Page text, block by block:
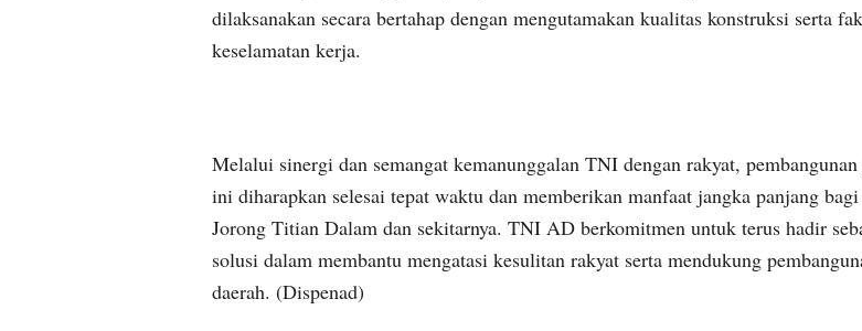
dilaksanakan secara bertahap dengan mengutamakan kualitas konstruksi serta
keselamatan kerja.
Melalui sinergi dan semangat kemanunggalan TNI dengan rakyat,
ini diharapkan selesai tepat waktu dan memberikan manfaat jangka panjang
Jorong Titian Dalam dan sekitarnya. TNI AD berkomitmen untuk terus hadir
solusi dalam membantu mengatasi kesulitan rakyat serta mendukung
daerah. (Dispenad)